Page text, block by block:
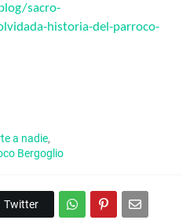
sacro-
historia-del-parroco-
a nadie
Bergoglio
Twitter